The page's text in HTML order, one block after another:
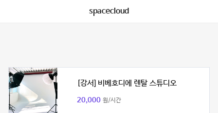
spacecloud
[강서] 비베호디에 렌탈 스튜디오
20,000 원/시간